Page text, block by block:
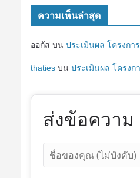
ความเห็นล่าสุด
ออกัส บน ประเมินผล โครงกา
thatiesบน ประเมินผล โครงก
ส่งข้อความ